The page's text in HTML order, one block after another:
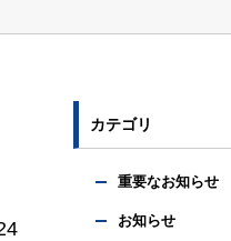
カテゴリ
重要なお知らせ
お知らせ